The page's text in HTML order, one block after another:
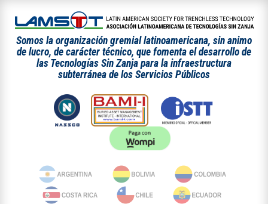
Somos la organización gremial latinoamericana, sin animo
de lucro, de carácter técnico, que fomenta el desarrollo de
las Tecnologías Sin Zanja para la infraestructura
subterránea de los Servicios Públicos